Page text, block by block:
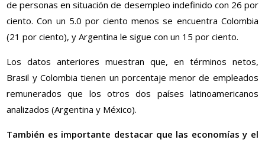
de personas en situación de desempleo indefinido con 26 por
ciento. Con un 5.0 por ciento menos se encuentra Colombia
(21 por ciento), y Argentina le sigue con un 15 por ciento.
Los datos anteriores muestran que, en términos netos,
Brasil y Colombia tienen un porcentaje menor de empleados
remunerados que los otros dos países latinoamericanos
analizados (Argentina y México).
También es importante destacar que las economías y el